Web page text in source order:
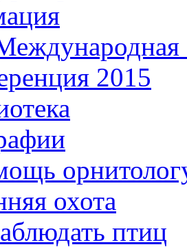
2015
охота
птиц